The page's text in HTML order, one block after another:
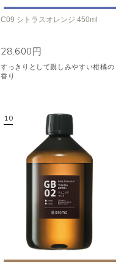
C09 シトラスオレンジ 450ml
28,600円
すっきりとして親しみやすい柑橘の
香り